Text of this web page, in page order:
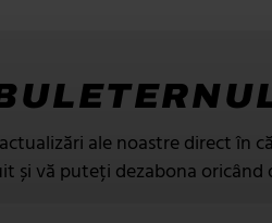
ale noastre direct în
și vă puteți dezabona oricând